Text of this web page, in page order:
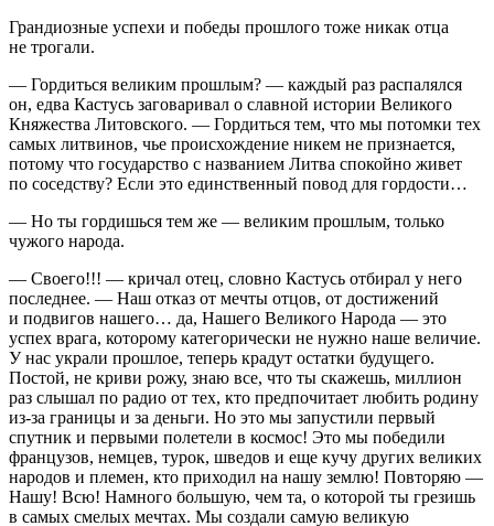
Грандиозные успехи и победы прошлого тоже никак отца
не трогали.
— Гордиться великим прошлым? — каждый раз распалялся
он, едва Кастусь заговаривал о славной истории Великого
Княжества Литовского. — Гордиться тем, что мы потомки тех
самых литвинов, чье происхождение никем не признается,
потому что государство с названием Литва спокойно живет
по соседству? Если это единственный повод для гордости…
— Но ты гордишься тем же — великим прошлым, только
чужого народа.
— Своего!!! — кричал отец, словно Кастусь отбирал у него
последнее. — Наш отказ от мечты отцов, от достижений
и подвигов нашего… да, Нашего Великого Народа — это
успех врага, которому категорически не нужно наше величие.
У нас украли прошлое, теперь крадут остатки будущего.
Постой, не криви рожу, знаю все, что ты скажешь, миллион
раз слышал по радио от тех, кто предпочитает любить родину
из-за границы и за деньги. Но это мы запустили первый
спутник и первыми полетели в космос! Это мы победили
французов, немцев, турок, шведов и еще кучу других великих
народов и племен, кто приходил на нашу землю! Повторяю —
Нашу! Всю! Намного большую, чем та, о которой ты грезишь
в самых смелых мечтах. Мы создали самую великую